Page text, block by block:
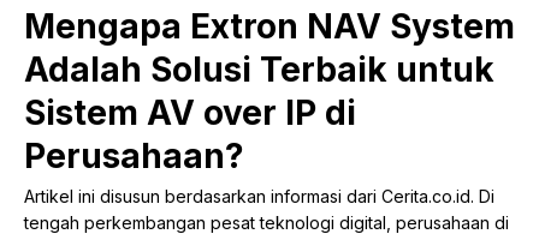
Mengapa Extron NAV System
Adalah Solusi Terbaik untuk
Sistem AV over IP di
Perusahaan?
Artikel ini disusun berdasarkan informasi dari Cerita.co.id. Di
tengah perkembangan pesat teknologi digital, perusahaan di